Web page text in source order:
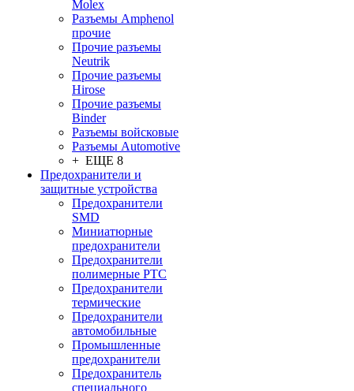
Molex
Разъемы Amphenol
прочие
Прочие разъемы
Neutrik
Прочие разъемы
Hirose
Прочие разъемы
Binder
Разъемы войсковые
Разъeмы Automotive
+ ЕЩЕ 8
Предохранители и
защитные устройства
Предохранители
SMD
Миниатюрные
предохранители
Предохранители
полимерные PTC
Предохранители
термические
Предохранители
автомобильные
Промышленные
предохранители
Предохранитель
специального